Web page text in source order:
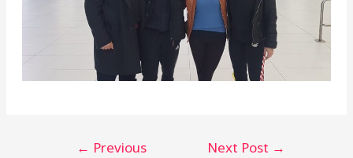
← Previous
Next Post →